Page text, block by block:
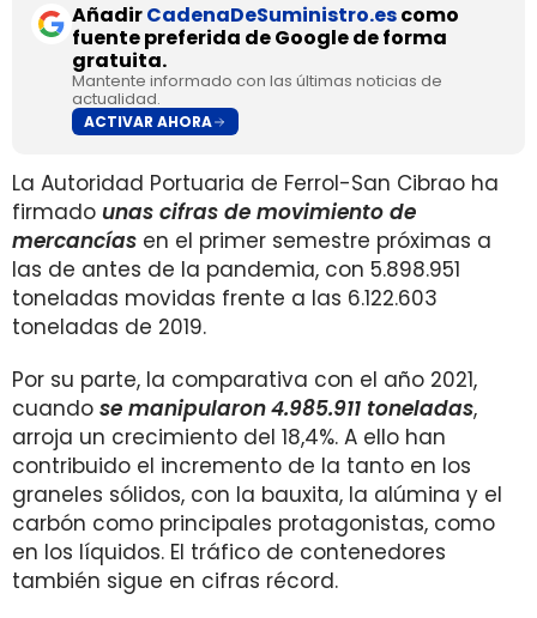
AñadirCadenaDeSuministro.escomo
fuente preferida de Google de forma
gratuita.
Mantente informado con las últimas noticias de
actualidad.
ACTIVAR AHORA
La Autoridad Portuaria de Ferrol-San Cibrao ha
firmado unas cifras de movimiento de
mercancías en el primer semestre próximas a
las de antes de la pandemia, con 5.898.951
toneladas movidas frente a las 6.122.603
toneladas de 2019.
Por su parte, la comparativa con el año 2021,
cuando se manipularon4.985.911 toneladas,
arroja un crecimiento del 18,4%. A ello han
contribuido el incremento de la tanto en los
graneles sólidos, con la bauxita, la alúmina y el
carbón como principales protagonistas, como
en los líquidos. El tráfico de contenedores
también sigue en cifras récord.